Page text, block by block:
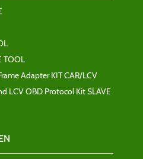
TOOL
Adapter KIT CAR/LCV
LCV OBD Protocol Kit SLAVE